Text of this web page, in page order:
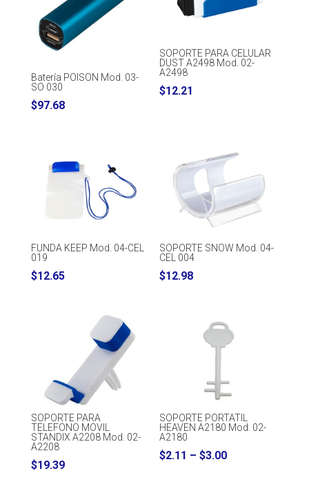
Batería POISON Mod. 03-
SO 030
$97.68
SOPORTE PARA CELULAR
DUST A2498 Mod. 02-
A2498
$12.21
FUNDA KEEP Mod. 04-CEL
019
$12.65
SOPORTE SNOW Mod. 04-
CEL 004
$12.98
SOPORTE PARA
TELEFONO MOVIL
STANDIX A2208 Mod. 02-
A2208
$19.39
SOPORTE PORTATIL
HEAVEN A2180 Mod. 02-
A2180
$2.11 – $3.00Price